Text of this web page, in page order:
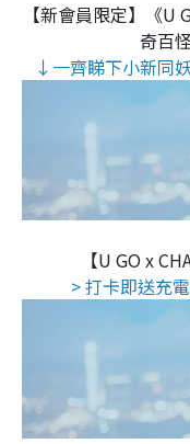
【新會員限定】《U
奇百
↓一齊睇下小新同
【U GO x
> 打卡即送充